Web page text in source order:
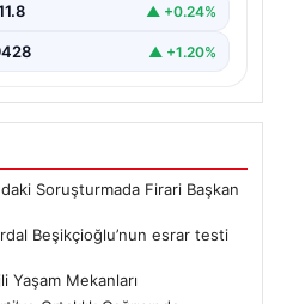
▲ +0.24%
▲ +1.20%
Soruşturmada Firari Başkan
Beşikçioğlu’nun esrar testi
Mekanları